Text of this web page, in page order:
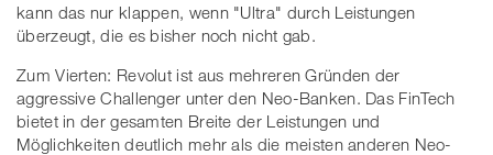
kann das nur klappen, wenn "Ultra" durch Leistungen
überzeugt, die es bisher noch nicht gab.
Zum Vierten: Revolut ist aus mehreren Gründen der
aggressive Challenger unter den Neo-Banken. Das FinTech
bietet in der gesamten Breite der Leistungen und
Möglichkeiten deutlich mehr als die meisten anderen Neo-